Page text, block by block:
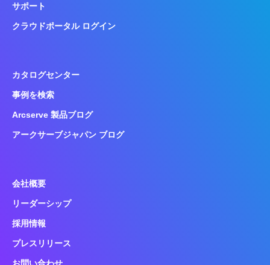
サポート
クラウドポータル ログイン
カタログセンター
事例を検索
Arcserve 製品ブログ
アークサーブジャパン ブログ
会社概要
リーダーシップ
採用情報
プレスリリース